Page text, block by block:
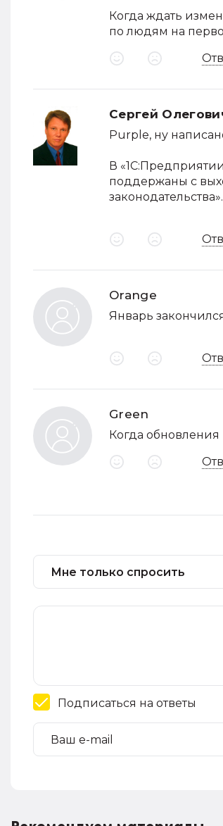
Когда ждать
по людям на
Сергей
Purple, ну
В
поддержаны с
законодательства».
Orange
Январь
Green
Когда обновления
Подписаться на ответы